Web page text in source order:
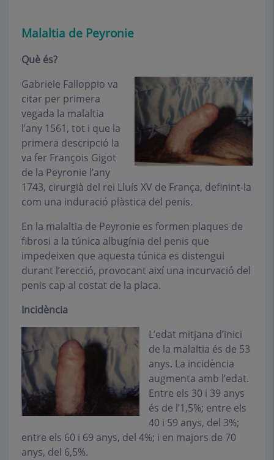
Malaltia de Peyronie
Què és?
Gabriele Falloppio va
citar per primera
vegada la malaltia
l’any 1561, tot i que la
primera descripció la
va fer François Gigot
de la Peyronie l’any
1743, cirurgià del rei Lluís XV de França, definint-la
com una induració plàstica del penis.
En la malaltia de Peyronie es formen plaques de
fibrosi a la túnica albugínia del penis que
impedeixen que aquesta túnica es distengui
durant l’erecció, provocant així una incurvació del
penis cap al costat de la placa.
Incidència
L’edat mitjana d’inici
de la malaltia és de 53
anys. La incidència
augmenta amb l’edat.
Entre els 30 i 39 anys
és de l’1,5%; entre els
40 i 59 anys, del 3%;
entre els 60 i 69 anys, del 4%; i en majors de 70
anys, del 6,5%.